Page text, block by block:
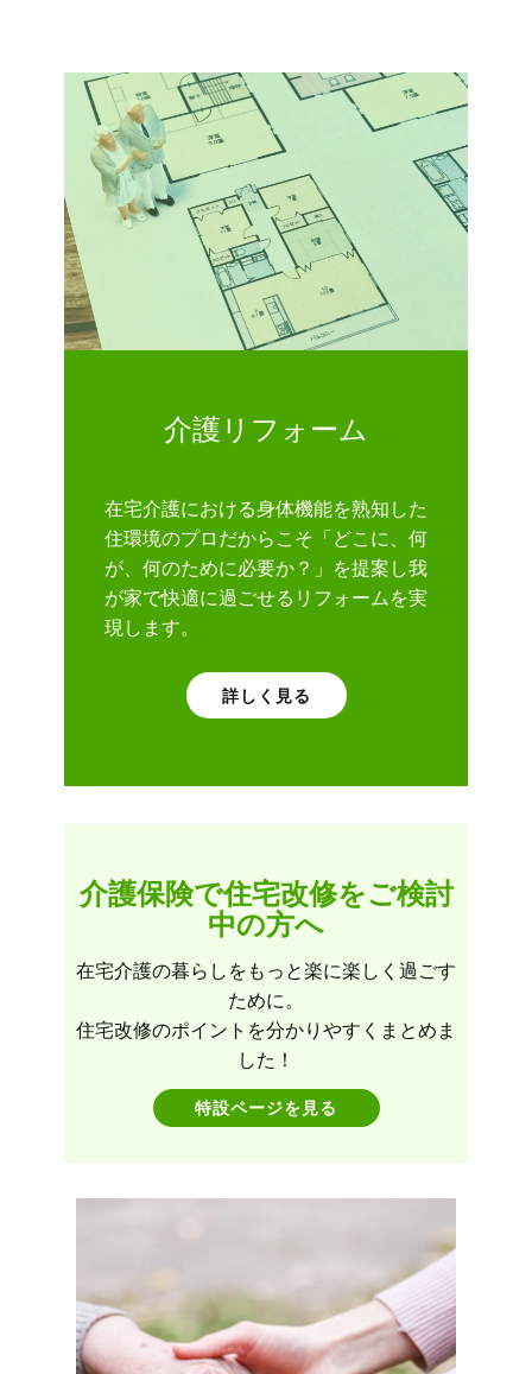
介護リフォーム
在宅介護における身体機能を熟知した
住環境のプロだからこそ「どこに、何
が、何のために必要か？」を提案し我
が家で快適に過ごせるリフォームを実
現します。
詳しく見る
介護保険で住宅改修をご検討
中の方へ
在宅介護の暮らしをもっと楽に楽しく過ごす
ために。
住宅改修のポイントを分かりやすくまとめま
した！
特設ページを見る